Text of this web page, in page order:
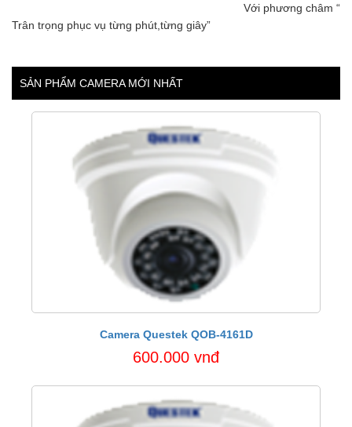
Với phương châm “
Trân trọng phục vụ từng phút,từng giây”
SẢN PHẨM CAMERA MỚI NHẤT
Camera Questek QOB-4161D
600.000 vnđ